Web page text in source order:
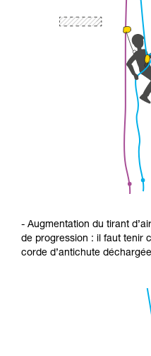
- Augmentation du tirant
de progression : il faut tenir
corde d’antichute